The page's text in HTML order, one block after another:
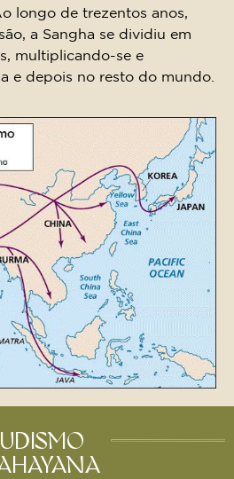
longo de trezentos anos,
a Sangha se dividiu em
multiplicando-se e
e depois no resto do mundo.